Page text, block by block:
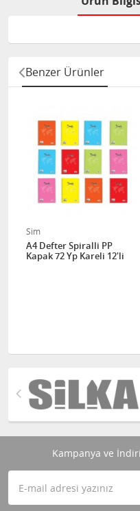
Benzer Ürünler
Sim
A4 Defter Spiralli PP
Kapak 72 Yp Kareli 12'li
Kampanya ve